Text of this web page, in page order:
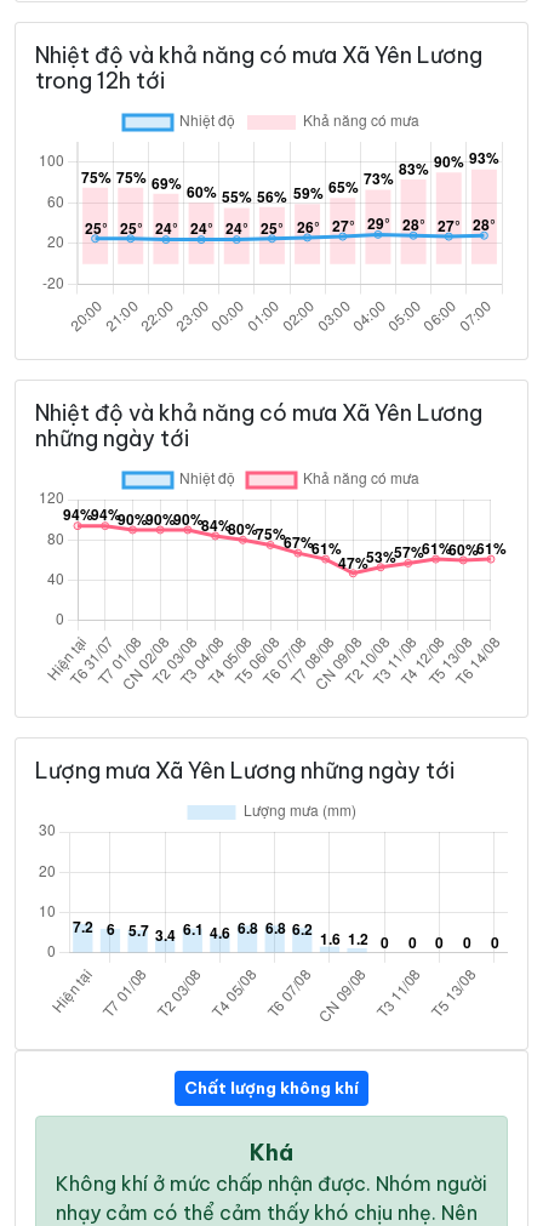
Nhiệt độ và khả năng có mưa Xã Yên Lương
trong 12h tới
Nhiệt độ và khả năng có mưa Xã Yên Lương
những ngày tới
Lượng mưa Xã Yên Lương những ngày tới
Chất lượng không khí
Khá
Không khí ở mức chấp nhận được. Nhóm người
nhạy cảm có thể cảm thấy khó chịu nhẹ. Nên